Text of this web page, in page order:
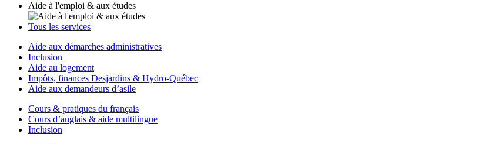
Aide à l'emploi & aux études
Tous les services
Aide aux démarches administratives
Inclusion
Aide au logement
Impôts, finances Desjardins & Hydro-Québec
Aide aux demandeurs d’asile
Cours & pratiques du français
Cours d’anglais & aide multilingue
Inclusion